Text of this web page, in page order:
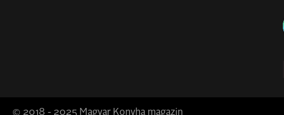
© 2018 - 2025 Magyar Konyha magazin